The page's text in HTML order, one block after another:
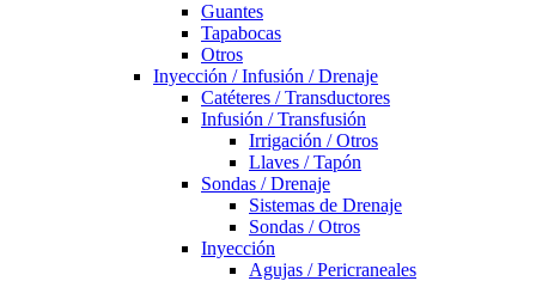
Guantes
Tapabocas
Otros
Inyección / Infusión / Drenaje
Catéteres / Transductores
Infusión / Transfusión
Irrigación / Otros
Llaves / Tapón
Sondas / Drenaje
Sistemas de Drenaje
Sondas / Otros
Inyección
Agujas / Pericraneales